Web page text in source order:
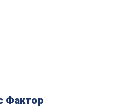
Фактор